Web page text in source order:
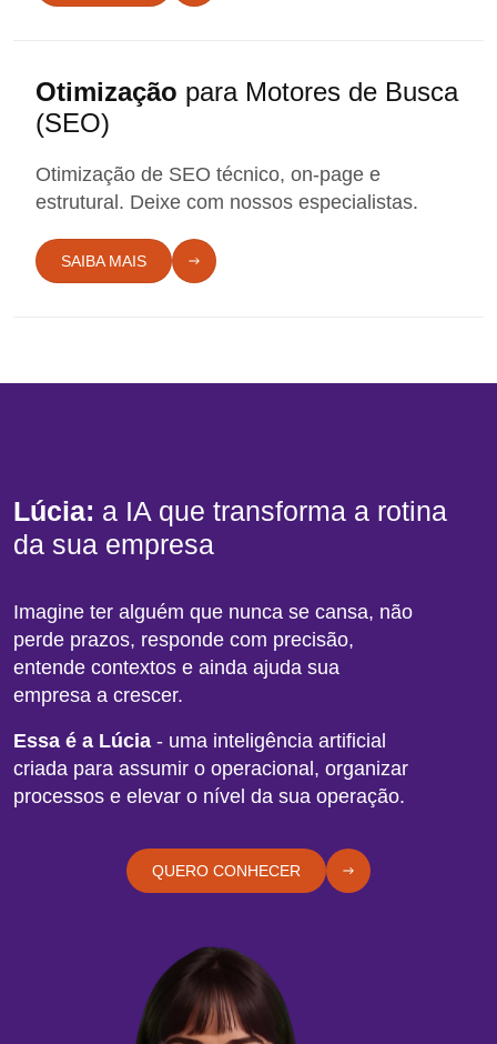
Otimização para Motores de Busca
(SEO)
Otimização de SEO técnico, on-page e
estrutural. Deixe com nossos especialistas.
SAIBA MAIS
Lúcia: a IA que transforma a rotina
da sua empresa
Imagine ter alguém que nunca se cansa, não
perde prazos, responde com precisão,
entende contextos e ainda ajuda sua
empresa a crescer.
Essa é a Lúcia - uma inteligência artificial
criada para assumir o operacional, organizar
processos e elevar o nível da sua operação.
QUERO CONHECER